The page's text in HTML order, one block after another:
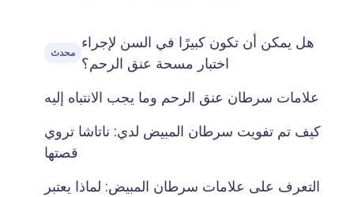
محدث
هل يمكن أن تكون كبيرًا في السن لإجراء
اختبار مسحة عنق الرحم؟
علامات سرطان عنق الرحم وما يجب الانتباه إليه
كيف تم تفويت سرطان المبيض لدي: ناتاشا تروي
قصتها
التعرف على علامات سرطان المبيض: لماذا يعتبر